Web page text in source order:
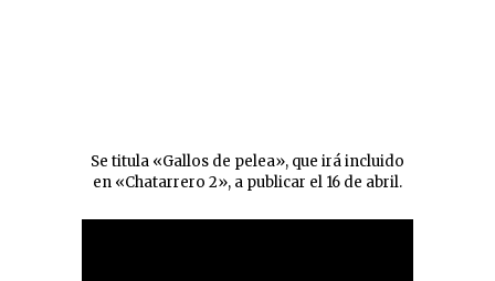
Se titula «Gallos de pelea», que irá incluido
en «Chatarrero 2», a publicar el 16 de abril.